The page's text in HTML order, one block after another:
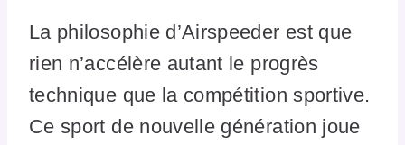
La philosophie d’Airspeeder est que
rien n’accélère autant le progrès
technique que la compétition sportive.
Ce sport de nouvelle génération joue